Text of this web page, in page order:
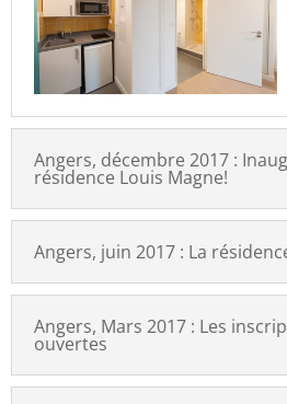
Angers, décembre 2017 :
résidence Louis Magne!
Angers, juin 2017 : La
Angers, Mars 2017 : Les
ouvertes